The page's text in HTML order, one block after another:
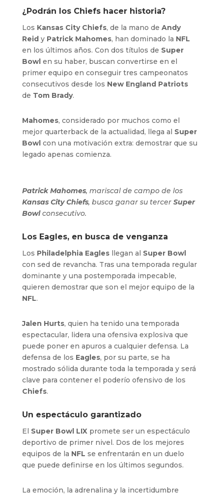
¿Podrán los Chiefs hacer historia?
Los Kansas City Chiefs, de la mano de Andy
Reidy Patrick Mahomes, han dominado la NFL
en los últimos años. Con dos títulos de Super
Bowlen su haber, buscan convertirse en el
primer equipo en conseguir tres campeonatos
consecutivos desde los New England Patriots
de Tom Brady.
Mahomes, considerado por muchos como el
mejor quarterback de la actualidad, llega al Super
Bowlcon una motivación extra: demostrar que su
legado apenas comienza.
Patrick Mahomes, mariscal de campo de los
Kansas City Chiefs, busca ganar su tercer Super
Bowlconsecutivo.
Los Eagles, en busca de venganza
Los Philadelphia Eaglesllegan al Super Bowl
con sed de revancha. Tras una temporada regular
dominante y una postemporada impecable,
quieren demostrar que son el mejor equipo de la
NFL.
Jalen Hurts, quien ha tenido una temporada
espectacular, lidera una ofensiva explosiva que
puede poner en apuros a cualquier defensa. La
defensa de los Eagles, por su parte, se ha
mostrado sólida durante toda la temporada y será
clave para contener el poderío ofensivo de los
Chiefs.
Un espectáculo garantizado
El Super Bowl LIXpromete ser un espectáculo
deportivo de primer nivel. Dos de los mejores
equipos de la NFL se enfrentarán en un duelo
que puede definirse en los últimos segundos.
La emoción, la adrenalina y la incertidumbre